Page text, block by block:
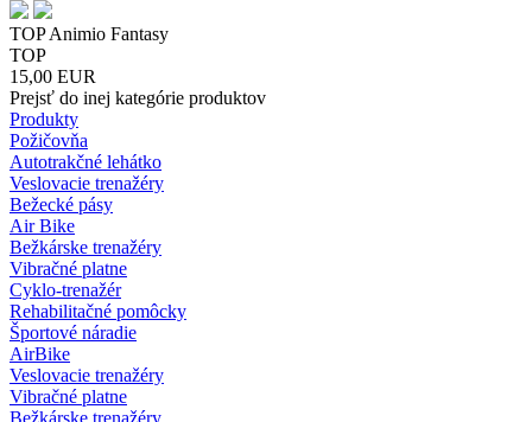
TOP Animio Fantasy
TOP
15,00 EUR
Prejsť do inej kategórie produktov
Produkty
Požičovňa
Autotrakčné lehátko
Veslovacie trenažéry
Bežecké pásy
Air Bike
Bežkárske trenažéry
Vibračné platne
Cyklo-trenažér
Rehabilitačné pomôcky
Športové náradie
AirBike
Veslovacie trenažéry
Vibračné platne
Bežkárske trenažéry